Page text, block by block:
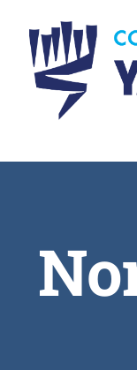
content